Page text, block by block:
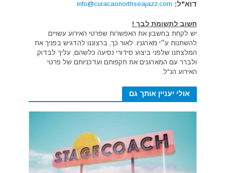
דוא"ל: info@curacaonorthseajazz.com
חשוב לתשומת לבך !
יש לקחת בחשבון את האפשרות שפרטי האירוע עשויים
להשתנות ע״י מארגניו. לאור כך, ברצוננו להדגיש בפניך את
המלצתנו שלפני ביצוע סידורי נסיעה כלשהם, עליך לבדוק
ולברר עם המארגנים את תקפותם ועדכניותם של פרטי
האירוע הנ"ל.
אולי יעניין אותך גם